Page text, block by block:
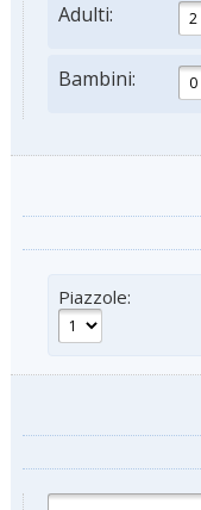
Adulti:
Bambini:
Piazzole: